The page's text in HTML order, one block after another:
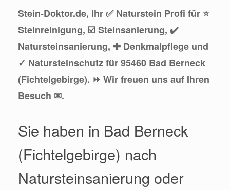
Stein-Doktor.de, Ihr ✅ Naturstein Profi für ⭐
Steinreinigung, ☑️ Steinsanierung, ✔️
Natursteinsanierung, ✚ Denkmalpflege und
✓ Natursteinschutz für 95460 Bad Berneck
(Fichtelgebirge). ⏩ Wir freuen uns auf Ihren
Besuch ✉.
Sie haben in Bad Berneck
(Fichtelgebirge) nach
Natursteinsanierung oder